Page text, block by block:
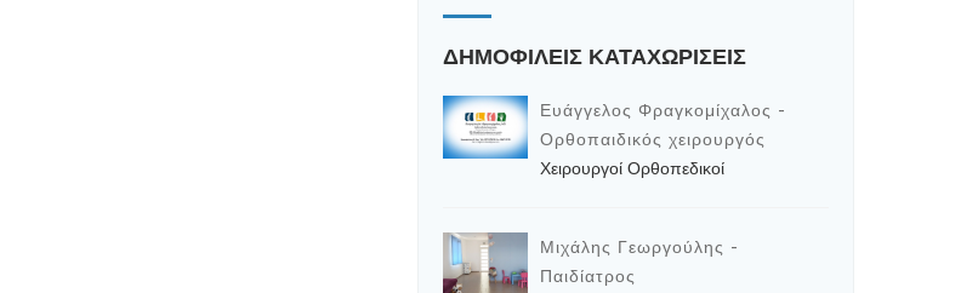
ΔΗΜΟΦΙΛΕΙΣ ΚΑΤΑΧΩΡΙΣΕΙΣ
Ευάγγελος Φραγκομίχαλος -
Ορθοπαιδικός χειρουργός
Χειρουργοί Ορθοπεδικοί
Μιχάλης Γεωργούλης -
Παιδίατρος